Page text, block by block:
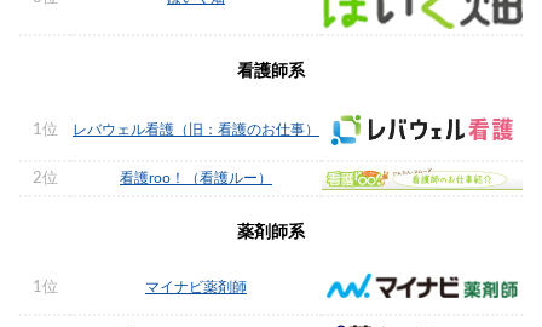
看護師系
1位 レバウェル看護（旧：看護のお仕事）
2位 看護roo！（看護ルー）
薬剤師系
1位 マイナビ薬剤師